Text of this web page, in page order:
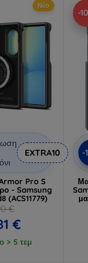
Νέο
EXTRA10
Pro S
- Samsung
(ACS11779)
€
€
> 5 τεμ
-
-